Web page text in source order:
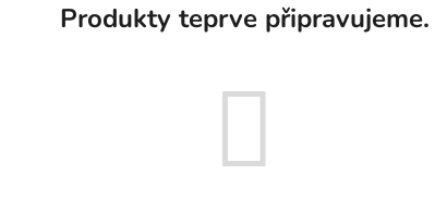
Produkty teprve připravujeme.